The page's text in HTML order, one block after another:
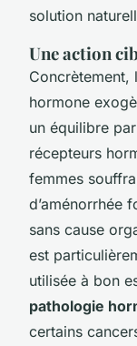
solution
Une action
Concrètement,
hormone
un équilibre
récepteurs
femmes
d’aménorrhée
sans cause
est
utilisée à bon
pathologie
certains